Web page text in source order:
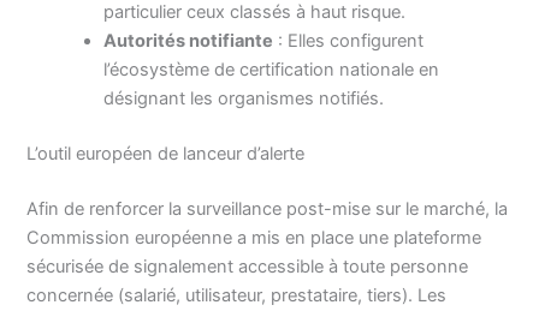
particulier ceux classés à haut risque.
Autorités notifiante : Elles configurent
l’écosystème de certification nationale en
désignant les organismes notifiés.
L’outil européen de lanceur d’alerte
Afin de renforcer la surveillance post-mise sur le marché, la
Commission européenne a mis en place une plateforme
sécurisée de signalement accessible à toute personne
concernée (salarié, utilisateur, prestataire, tiers). Les